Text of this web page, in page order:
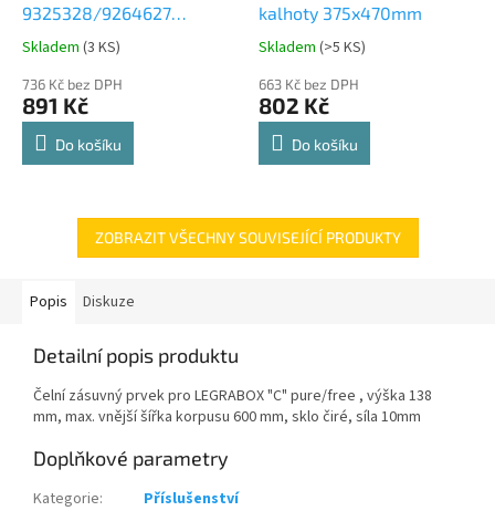
9325328/9264627
Comfort Spin 360° otočná
police 8kg
Průměrné
produktu
je
4,8
Skladem (3 KS)
736 Kč bez DPH
891 Kč
Do košíku
kalhoty 375x470mm
Průměrné
produktu
je
4,8
Skladem (>5 KS)
663 Kč bez DPH
802 Kč
Do košíku
ZOBRAZIT VŠECHNY SOUVISEJÍCÍ PRODUKTY
Popis Diskuze
Detailní popis produktu
Čelní zásuvný prvek pro LEGRABOX "C" pure/free , výška 138
mm, max. vnější šířka korpusu 600 mm, sklo čiré, síla 10mm
Doplňkové parametry
Kategorie:
Příslušenství